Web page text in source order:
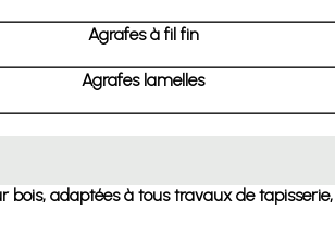
Agrafes à fil fin
Agrafes lamelles
adaptées à tous travaux de